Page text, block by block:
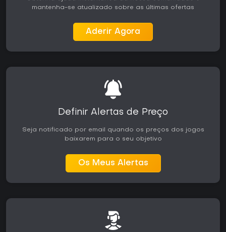
mantenha-se atualizado sobre as últimas ofertas
Aderir Agora
Definir Alertas de Preço
Seja notificado por email quando os preços dos jogos
baixarem para o seu objetivo
Os Meus Alertas